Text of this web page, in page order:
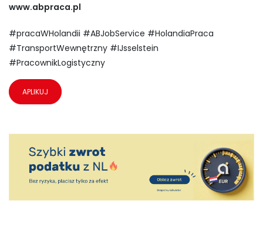
www.abpraca.pl
#pracaWHolandii #ABJobService #HolandiaPraca
#TransportWewnętrzny #IJsselstein
#PracownikLogistyczny
APLIKUJ